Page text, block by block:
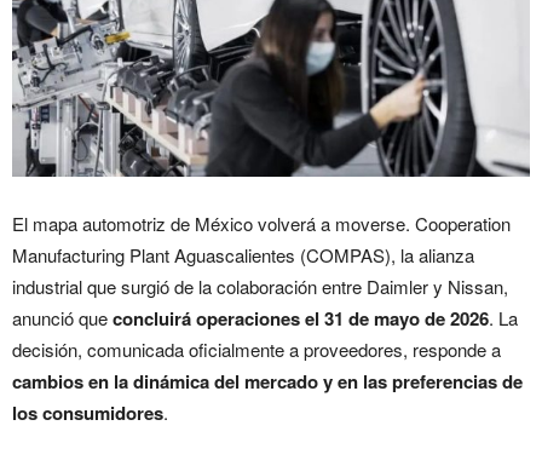
El mapa automotriz de México volverá a moverse. Cooperation
Manufacturing Plant Aguascalientes (COMPAS), la alianza
industrial que surgió de la colaboración entre Daimlery Nissan,
anunció queconcluirá operaciones el 31 de mayo de 2026. La
decisión, comunicada oficialmente a proveedores, responde a
cambios en la dinámica del mercado y en las preferencias de
los consumidores.